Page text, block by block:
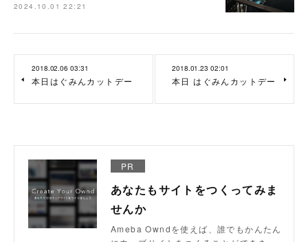
2024.10.01 22:21
2018.02.06 03:31
本日はぐみんカットデー
2018.01.23 02:01
本日 はぐみんカットデー
PR
あなたもサイトをつくってみま
せんか
Ameba Owndを使えば、誰でもかんたん